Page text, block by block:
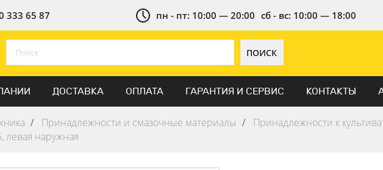
333 65 87 пн - пт: 10:00 — 20:00 сб - вс: 10:00 — 18:00
ПОИСК
ДОСТАВКА ОПЛАТА ГАРАНТИЯ И СЕРВИС КОНТАКТЫ
Принадлежности и смазочные материалы
Принадлежности к
левая наружная